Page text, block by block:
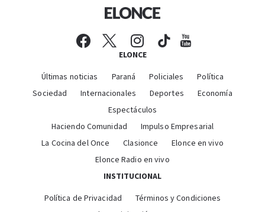
ELONCE
Últimas noticias Paraná Policiales
Política
Sociedad
Internacionales Deportes
Economía
Espectáculos
Haciendo Comunidad
Impulso Empresarial
La Cocina del Once
Clasionce
Elonce en vivo
Elonce Radio en vivo
INSTITUCIONAL
Política de Privacidad
Términos y Condiciones